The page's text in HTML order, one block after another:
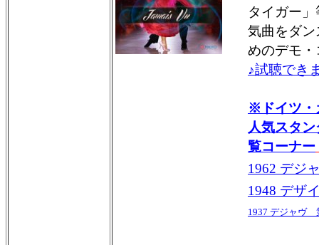
タイガー
気曲をダ
めのデモ
♪試聴でき
※ドイツ・
人気スタ
覧コーナー
1962 デジ
1948 デザ
1937 デジャヴ